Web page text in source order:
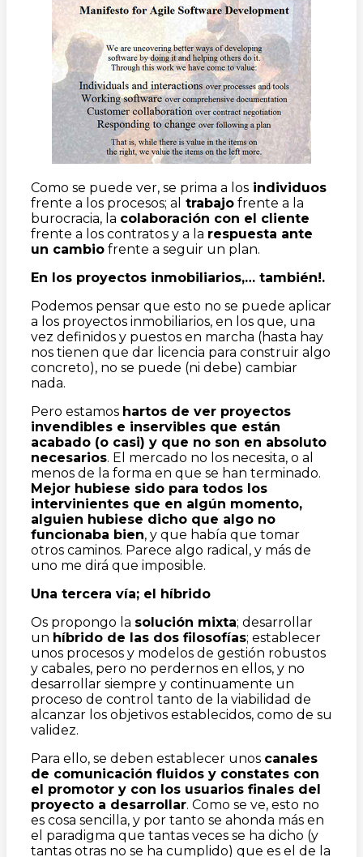
Como se puede ver, se prima a los individuos
frente a los procesos; al trabajo frente a la
burocracia, la colaboración con el cliente
frente a los contratos y a la respuesta ante
un cambio frente a seguir un plan.
En los proyectos inmobiliarios,… también!.
Podemos pensar que esto no se puede aplicar
a los proyectos inmobiliarios, en los que, una
vez definidos y puestos en marcha (hasta hay
nos tienen que dar licencia para construir algo
concreto), no se puede (ni debe) cambiar
nada.
Pero estamos hartos de ver proyectos
invendibles e inservibles que están
acabado (o casi) y que no son en absoluto
necesarios. El mercado no los necesita, o al
menos de la forma en que se han terminado.
Mejor hubiese sido para todos los
intervinientes que en algún momento,
alguien hubiese dicho que algo no
funcionaba bien, y que había que tomar
otros caminos. Parece algo radical, y más de
uno me dirá que imposible.
Una tercera vía; el híbrido
Os propongo la solución mixta; desarrollar
un híbrido de las dos filosofías; establecer
unos procesos y modelos de gestión robustos
y cabales, pero no perdernos en ellos, y no
desarrollar siempre y continuamente un
proceso de control tanto de la viabilidad de
alcanzar los objetivos establecidos, como de su
validez.
Para ello, se deben establecer unos canales
de comunicación fluidos y constates con
el promotor y con los usuarios finales del
proyecto a desarrollar. Como se ve, esto no
es cosa sencilla, y por tanto se ahonda más en
el paradigma que tantas veces se ha dicho (y
tantas otras no se ha cumplido) que es el de la